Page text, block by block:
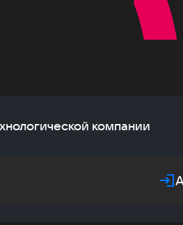
компании